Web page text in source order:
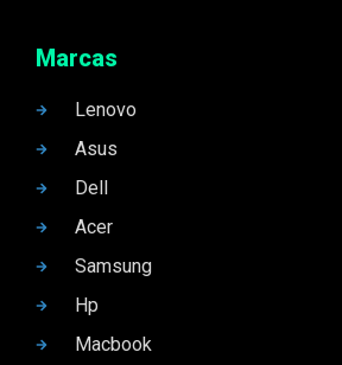
Marcas
Lenovo
Asus
Dell
Acer
Samsung
Hp
Macbook